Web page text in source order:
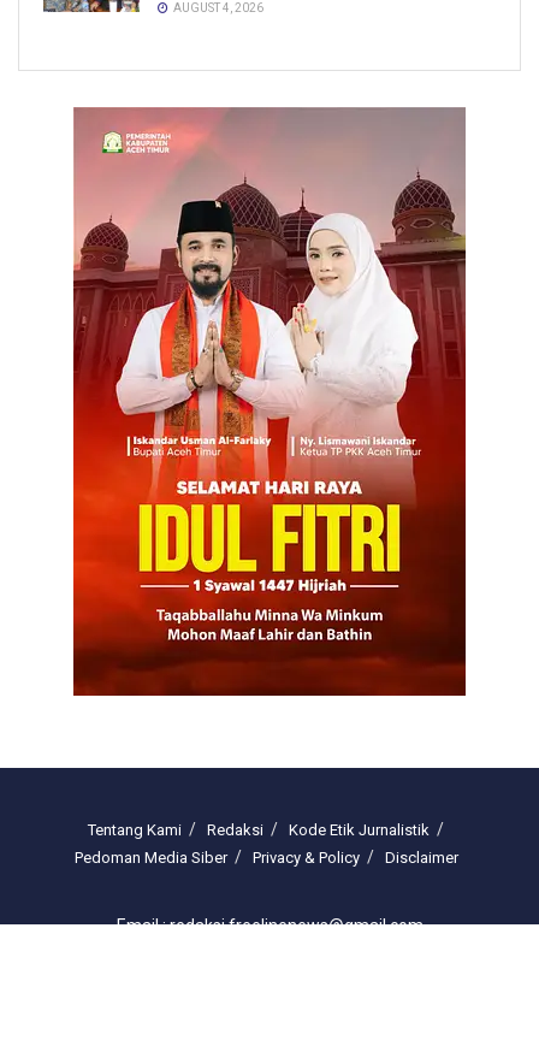
AUGUST 4, 2026
Tentang Kami Redaksi
Kode Etik Jurnalistik
Pedoman Media Siber
Privacy & Policy Disclaimer
Email : redaksi.freelinenews@gmail.com